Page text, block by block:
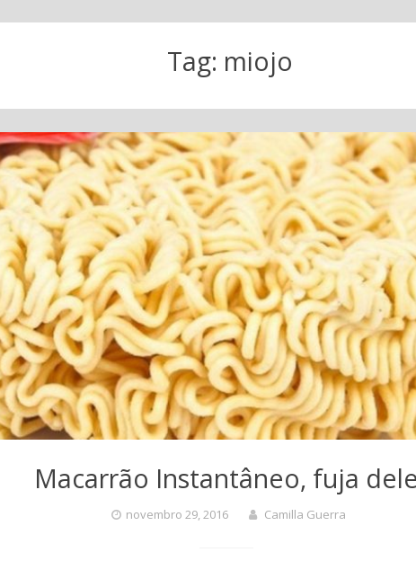
Tag: miojo
Macarrão Instantâneo, fuja dele
novembro 29, 2016 Camilla Guerra